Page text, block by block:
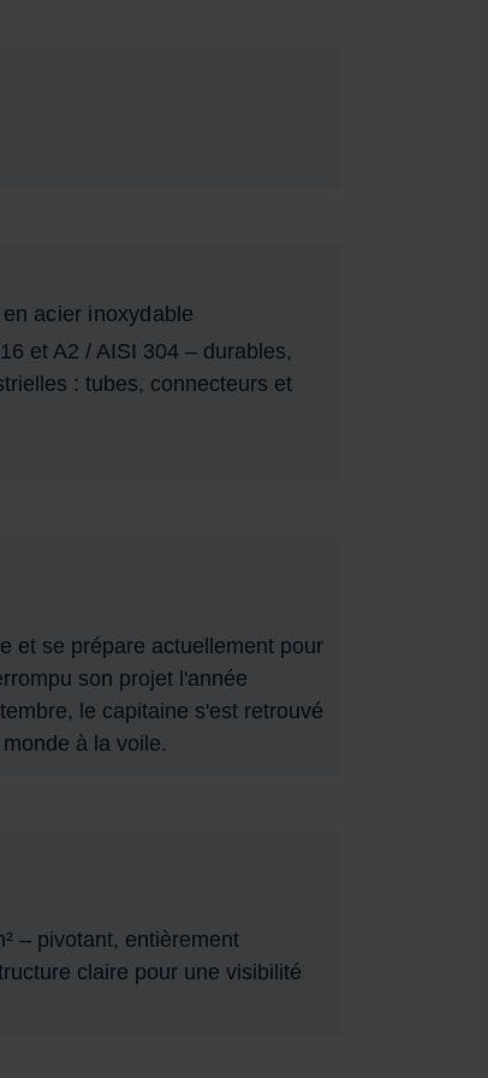
acier inoxydable
et A2 / AISI 304 – durables,
: tubes, connecteurs et
et se prépare actuellement pour
son projet l'année
le capitaine s'est retrouvé
à la voile.
– pivotant, entièrement
claire pour une visibilité